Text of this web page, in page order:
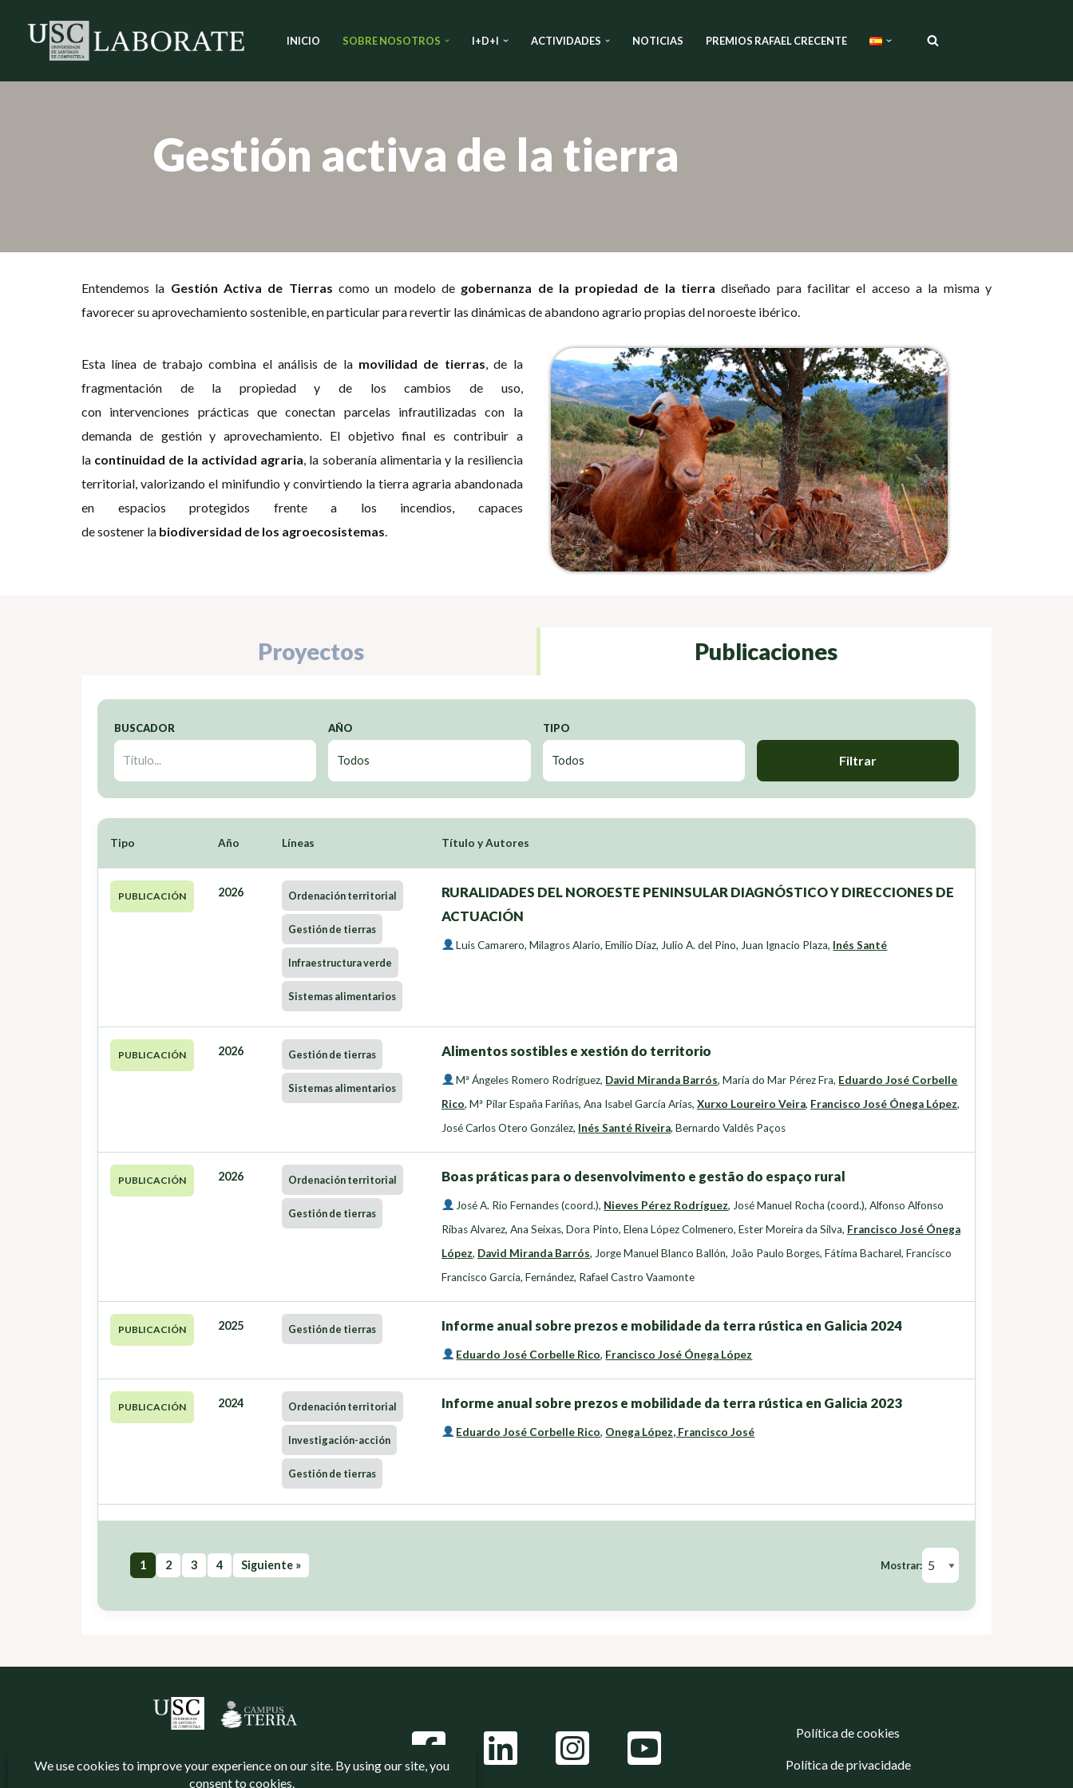
Saltar
INICIO SOBRE NOSOTROS I+D+I ACTIVIDADES NOTICIAS PREMIOS RAFAEL CRECENTE
Gestión activa de la tierra
Entendemos la Gestión Activa de Tierras como un modelo de gobernanza de la propiedad de la tierra diseñado para facilitar el acceso a la misma y
favorecer su aprovechamiento sostenible, en particular para revertir las dinámicas de abandono agrario propias del noroeste ibérico.
Esta línea de trabajo combina el análisis de la movilidad de tierras , de la
fragmentación de la propiedad y de los cambios de uso,
con intervenciones prácticas que conectan parcelas infrautilizadas con la
demanda de gestión y aprovechamiento. El objetivo final es contribuir a
la continuidad de la actividad agraria , la soberanía alimentaria y la resiliencia
territorial, valorizando el minifundio y convirtiendo la tierra agraria abandonada
en espacios protegidos frente a los incendios, capaces
de sostener la biodiversidad de los agroecosistemas
Proyectos Publicaciones
BUSCADOR AÑO TIPO
Filtrar
Tipo Año Líneas Título y Autores
PUBLICACIÓN 2026 Ordenación territorial
Gestión de tierras
Infraestructura verde
Sistemas alimentarios
RURALIDADES DEL NOROESTE PENINSULAR DIAGNÓSTICO Y DIRECCIONES DE
ACTUACIÓN
Luis Camarero,Milagros Alario,Emilio Díaz, Julio A. del Pino, Juan Ignacio Plaza, Inés Santé
PUBLICACIÓN 2026 Gestión de tierras
Sistemas alimentarios
Alimentos sostibles e xestión do territorio
Mª Ángeles Romero Rodríguez, David Miranda Barrós,María do Mar Pérez Fra, Eduardo José Corbelle
Rico, Mª Pilar España Fariñas, Ana Isabel García Arias, Xurxo Loureiro Veira, Francisco José Ónega López,
José Carlos Otero González, Inés Santé Riveira, Bernardo Valdês Paços
PUBLICACIÓN 2026 Ordenación territorial
Gestión de tierras
Boas práticas para o desenvolvimento e gestão do espaço rural
José A. Rio Fernandes (coord.), Nieves Pérez Rodríguez, José Manuel Rocha (coord.),Alfonso Alfonso
Ribas Alvarez, Ana Seixas, Dora Pinto, Elena López Colmenero, Ester Moreira da Silva, Francisco José Ónega
López, David Miranda Barrós, Jorge Manuel Blanco Ballón, João Paulo Borges, Fátima Bacharel, Francisco
Francisco Garcia, Fernández, Rafael Castro Vaamonte
PUBLICACIÓN 2025 Gestión de tierras Informe anual sobre prezos e mobilidade da terra rústica en Galicia 2024
Eduardo José Corbelle Rico, Francisco José Ónega López
PUBLICACIÓN 2024 Ordenación territorial
Investigación-acción
Gestión de tierras
Informe anual sobre prezos e mobilidade da terra rústica en Galicia 2023
Eduardo José Corbelle Rico, Onega López, Francisco José
1 2 3 4 Siguiente » Mostrar:
Política de cookies
Política de privacidade